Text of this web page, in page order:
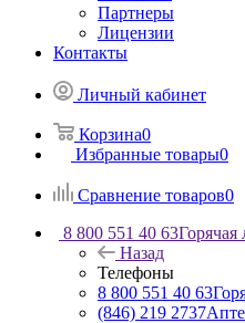
Партнеры
Лицензии
Контакты
Личный кабинет
Корзина0
Избранные товары0
Сравнение товаров0
8 800 551 40 63Горячая
Назад
Телефоны
8 800 551 40 63
(846) 219 2737